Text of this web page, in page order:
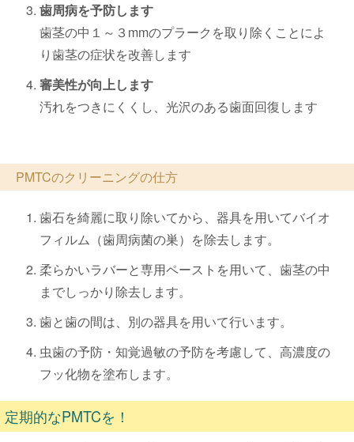
歯周病を予防します
歯茎の中１～３mmのプラークを取り除くことによ
り歯茎の症状を改善します
審美性が向上します
汚れをつきにくくし、光沢のある歯面回復します
PMTCのクリーニングの仕方
歯石を綺麗に取り除いてから、器具を用いてバイオ
フィルム（歯周病菌の巣）を除去します。
柔らかいラバーと専用ペーストを用いて、歯茎の中
までしっかり除去します。
歯と歯の間は、別の器具を用いて行います。
虫歯の予防・知覚過敏の予防を考慮して、高濃度の
フッ化物を塗布します。
定期的なPMTCを！